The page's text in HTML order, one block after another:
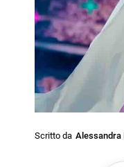
Scritto da Alessandra